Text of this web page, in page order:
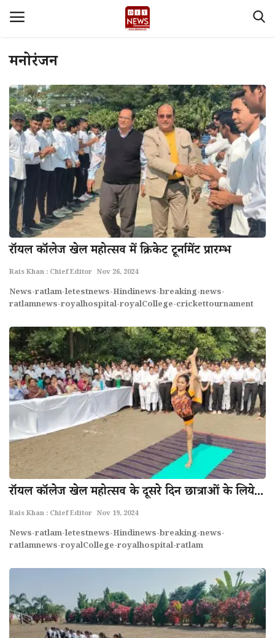
Home
देश
Contact
About Us
मध्य प्रदेश
Privacy policy
राज्य
राजनीती
शहर
दुनिया
क्राइम
मनोरंजन
टेक्नोलॉजी
अन्य
मनोरंजन
राॅयल काॅलेज खेल महोत्सव में क्रिकेट टूर्नामेंट प्रारम्भ
Rais Khan : Chief Editor Nov 26, 2024
News-ratlam-letestnews-Hindinews-breaking-news-
ratlamnews-royalhospital-royalCollege-crickettournament
राॅयल काॅलेज खेल महोत्सव के दूसरे दिन छात्राओं के लिये...
Rais Khan : Chief Editor Nov 19, 2024
News-ratlam-letestnews-Hindinews-breaking-news-
ratlamnews-royalCollege-royalhospital-ratlam